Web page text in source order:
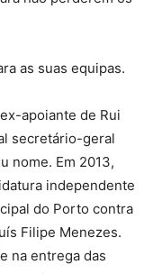
as suas equipas.
apoiante de Rui
secretário-geral
nome. Em 2013,
independente
do Porto contra
Filipe Menezes.
na entrega das